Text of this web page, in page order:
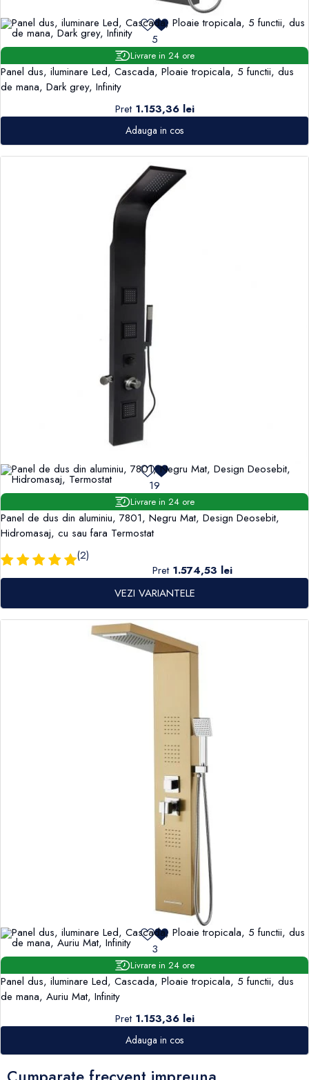
5
Livrare in 24 ore
Panel dus, iluminare Led, Cascada, Ploaie tropicala, 5 functii, dus
de mana, Dark grey, Infinity
Pret 1.153,36 lei
Adauga in cos
19
Livrare in 24 ore
Panel de dus din aluminiu, 7801, Negru Mat, Design Deosebit,
Hidromasaj, cu sau fara Termostat
(2)
Pret 1.574,53 lei
VEZI VARIANTELE
3
Livrare in 24 ore
Panel dus, iluminare Led, Cascada, Ploaie tropicala, 5 functii, dus
de mana, Auriu Mat, Infinity
Pret 1.153,36 lei
Adauga in cos